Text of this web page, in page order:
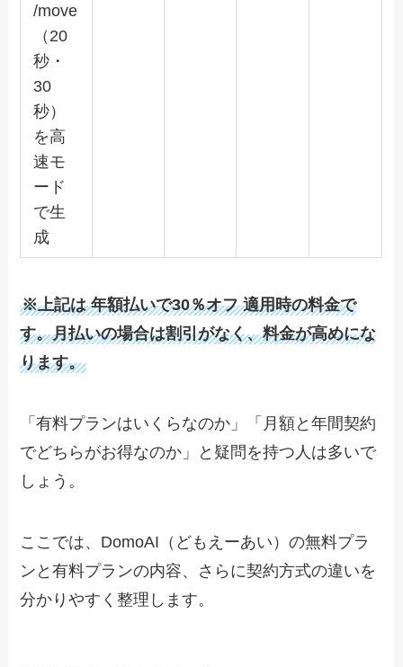
/move
（20
秒・
30
秒）
を高
速モ
ード
で生
成
※上記は年額払いで30％オフ適用時の料金で
す。月払いの場合は割引がなく、料金が高めにな
ります。
「有料プランはいくらなのか」「月額と年間契約
でどちらがお得なのか」と疑問を持つ人は多いで
しょう。
ここでは、DomoAI（どもえーあい）の無料プラ
ンと有料プランの内容、さらに契約方式の違いを
分かりやすく整理します。